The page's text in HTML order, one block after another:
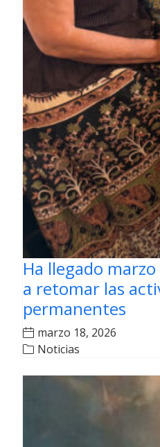
Ha llegado marzo
a retomar las
permanentes
marzo 18, 2026
Noticias